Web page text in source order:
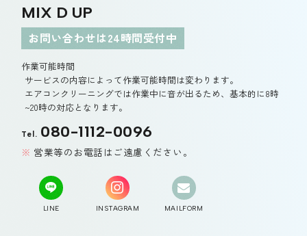
MIX D UP
お問い合わせは24時間受付中
作業可能時間
サービスの内容によって作業可能時間は変わります。
エアコンクリーニングでは作業中に音が出るため、基本的に8時
~20時の対応となります。
Tel. 080-1112-0096
営業等のお電話はご遠慮ください。
LINE INSTAGRAM MAILFORM